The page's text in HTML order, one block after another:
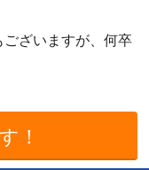
ざいますが、何卒
！